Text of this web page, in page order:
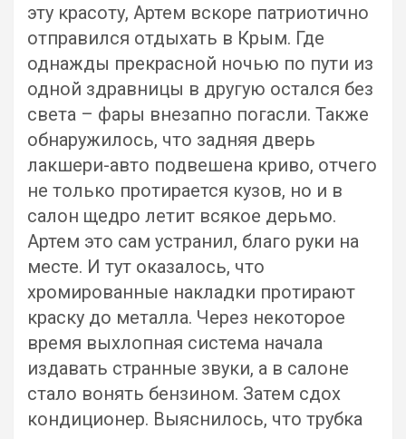
эту красоту, Артем вскоре патриотично
отправился отдыхать в Крым. Где
однажды прекрасной ночью по пути из
одной здравницы в другую остался без
света – фары внезапно погасли. Также
обнаружилось, что задняя дверь
лакшери-авто подвешена криво, отчего
не только протирается кузов, но и в
салон щедро летит всякое дерьмо.
Артем это сам устранил, благо руки на
месте. И тут оказалось, что
хромированные накладки протирают
краску до металла. Через некоторое
время выхлопная система начала
издавать странные звуки, а в салоне
стало вонять бензином. Затем сдох
кондиционер. Выяснилось, что трубка